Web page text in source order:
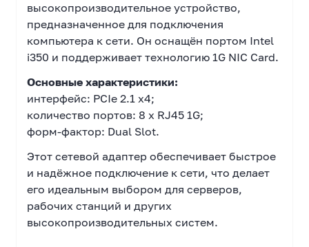
высокопроизводительное устройство,
предназначенное для подключения
компьютера к сети. Он оснащён портом Intel
i350 и поддерживает технологию 1G NIC Card.
Основные характеристики:
интерфейс: PCIe 2.1 x4;
количество портов: 8 x RJ45 1G;
форм-фактор: Dual Slot.
Этот сетевой адаптер обеспечивает быстрое
и надёжное подключение к сети, что делает
его идеальным выбором для серверов,
рабочих станций и других
высокопроизводительных систем.